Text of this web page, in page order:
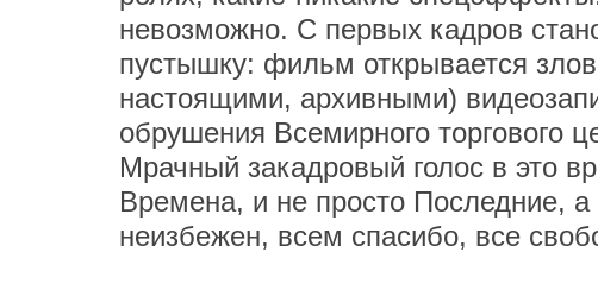
невозможно. С первых кадров
пустышку: фильм открывается
настоящими, архивными)
обрушения Всемирного торгового
Мрачный закадровый голос в это
Времена, и не просто Последние,
неизбежен, всем спасибо, все